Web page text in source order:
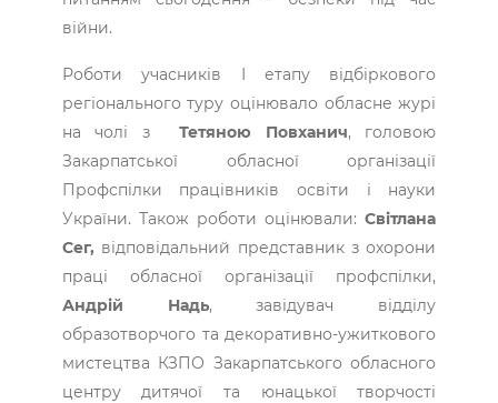
війни.
Роботи учасників І етапу відбіркового
регіонального туру оцінювало обласне журі
на чолі з Тетяною Повханич, головою
Закарпатської обласної організації
Профспілки працівників освіти і науки
України. Також роботи оцінювали:Світлана
Сег, відповідальний представник з охорони
праці обласної організації профспілки,
Андрій Надь, завідувач відділу
образотворчого та декоративно-ужиткового
мистецтва КЗПО Закарпатського обласного
центру дитячої та юнацької творчості